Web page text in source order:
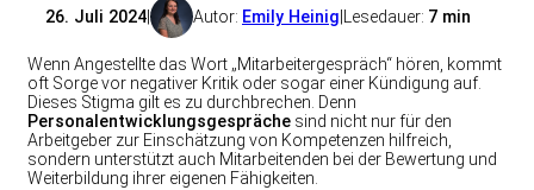
26. Juli 2024 Autor: Emily Heinig Lesedauer: 7 min
Wenn Angestellte das Wort „Mitarbeitergespräch“ hören, kommt
oft Sorge vor negativer Kritik oder sogar einer Kündigung auf.
Dieses Stigma gilt es zu durchbrechen. Denn
Personalentwicklungsgespräche sind nicht nur für den
Arbeitgeber zur Einschätzung von Kompetenzen hilfreich,
sondern unterstützt auch Mitarbeitenden bei der Bewertung und
Weiterbildung ihrer eigenen Fähigkeiten.